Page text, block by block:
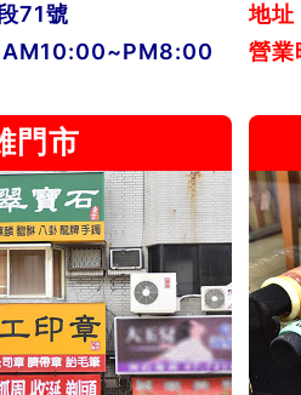
71號
AM10:00~PM8:00
地址
營業
門市